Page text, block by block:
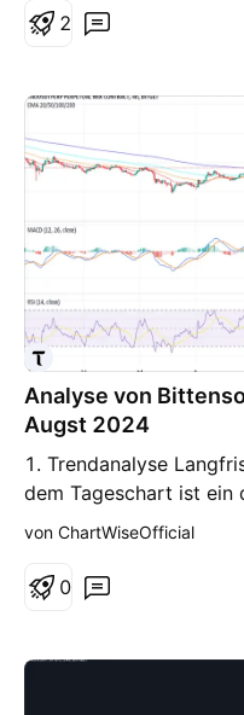
(technisch unsicher)
„TAO ist ein hoch-
Feld der dezentralen
wie Risiken.“ 🧭
Trading-/
Mittelfristig: Prüfen
sichtbarer Adoption •
Umsetzung im
Wettbewerb 🛡
keine Anlageberatung,
Verkaufsempfehlung
rechtlichen Sinne. Sie
Markt- und
unterliegen hohen
wir uns nun auf ⁠📖・
weiterhin aktiv zu
TAO/USDT. Dieser
genügend
um in eine Korrektur
über diesen gestiegen,
Bruch zeigen sollte,
TAO/USDT verflogen
eine Gewisse Zeit nach
euch also empfehlen,
einen kleinen Short mit
hier von einer
können. Wir haben
Volumen-Bildung über
Abwärtsdruck sorgen
Liquidität in der unteren
diesem Trade, stehe
2
Analyse von
Augst 2024
1. Trendanalyse
dem Tageschart ist
erkennen. Die
Marktlage hinweist. Die
Trend (4H Chart) : Der
Konsolidierungsphase
von ChartWiseOfficial
0